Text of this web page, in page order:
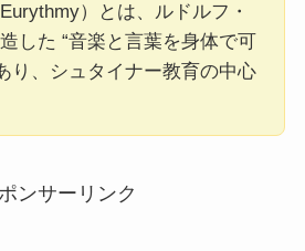
）とは、ルドルフ・
した “音楽と言葉を身体で可
り、シュタイナー教育の中心
ンサーリンク